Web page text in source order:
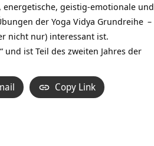
geistig-emotionale und
der Yoga Vidya Grundreihe –
nicht nur) interessant ist.
“ und ist Teil des zweiten Jahres der
Copy Link